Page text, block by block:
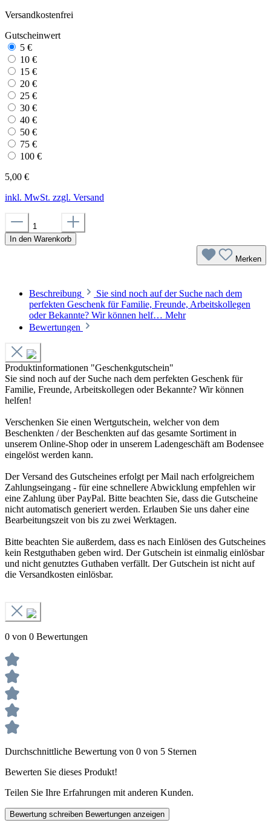
Versandkostenfrei
Gutscheinwert
5 €
10 €
15 €
20 €
25 €
30 €
40 €
50 €
75 €
100 €
5,00 €
inkl. MwSt. zzgl. Versand
In den Warenkorb
Merken
Beschreibung
Sie sind noch auf der Suche nach dem
perfekten Geschenk für Familie, Freunde, Arbeitskollegen
oder Bekannte? Wir können helf… Mehr
Bewertungen
Produktinformationen "Geschenkgutschein"
Sie sind noch auf der Suche nach dem perfekten Geschenk für
Familie, Freunde, Arbeitskollegen oder Bekannte? Wir können
helfen!
Verschenken Sie einen Wertgutschein, welcher von dem
Beschenkten / der Beschenkten auf das gesamte Sortiment in
unserem Online-Shop oder in unserem Ladengeschäft am Bodensee
eingelöst werden kann.
Der Versand des Gutscheines erfolgt per Mail nach erfolgreichem
Zahlungseingang - für eine schnellere Abwicklung empfehlen wir
eine Zahlung über PayPal. Bitte beachten Sie, dass die Gutscheine
nicht automatisch generiert werden. Erlauben Sie uns daher eine
Bearbeitungszeit von bis zu zwei Werktagen.
Bitte beachten Sie außerdem, dass es nach Einlösen des Gutscheines
kein Restguthaben geben wird. Der Gutschein ist einmalig einlösbar
und nicht genutztes Guthaben verfällt. Der Gutschein ist nicht auf
die Versandkosten einlösbar.
0 von 0 Bewertungen
Durchschnittliche Bewertung von 0 von 5 Sternen
Bewerten Sie dieses Produkt!
Teilen Sie Ihre Erfahrungen mit anderen Kunden.
Bewertung schreiben Bewertungen anzeigen